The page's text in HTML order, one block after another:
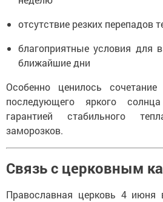
отсутствие резких перепадов
благоприятные условия для
ближайшие дни
Особенно ценилось
последующего яркого
гарантией стабильного
заморозков.
Связь с церковным
Православная церковь 4 июня